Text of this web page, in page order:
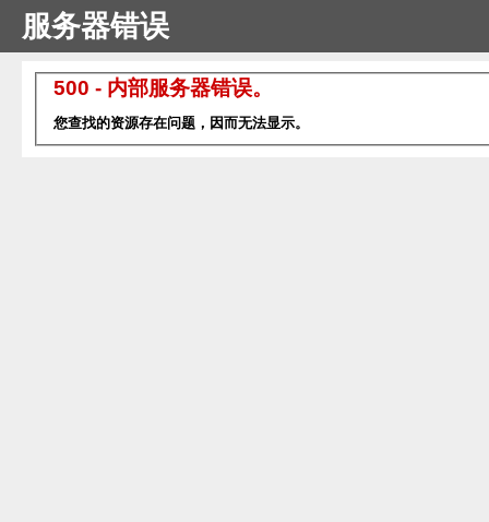
服务器错误
500 - 内部服务器错误。
您查找的资源存在问题，因而无法显示。